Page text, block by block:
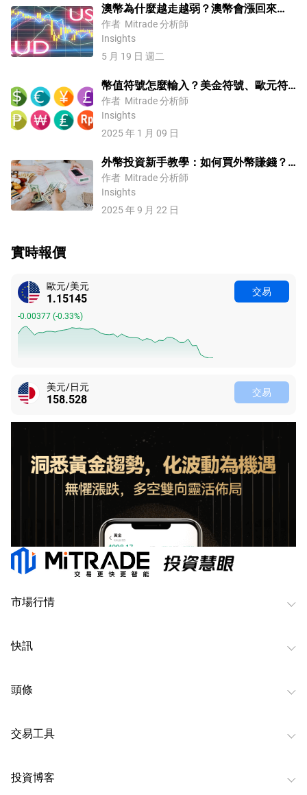
澳幣為什麼越走越弱？澳幣會漲回來
嗎？澳幣匯率未來走勢预测與分析
作者 Mitrade 分析師
Insights
5 月 19 日 週二
幣值符號怎麼輸入？美金符號、歐元符
號等各國貨幣符號表大全
作者 Mitrade 分析師
Insights
2025 年 1 月 09 日
外幣投資新手教學：如何買外幣賺錢？
買什麼外幣好？外幣投資方式、投資建
議
作者 Mitrade 分析師
Insights
2025 年 9 月 22 日
實時報價
歐元/美元
1.15145
-0.00377(-0.33%)
交易
美元/日元
158.526 交易
市場行情
快訊
頭條
交易工具
投資博客